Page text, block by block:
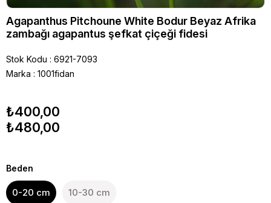
Agapanthus Pitchoune White Bodur Beyaz Afrika
zambağı agapantus şefkat çiçeği fidesi
Stok Kodu
6921-7093
Marka : 1001fidan
₺400,00
₺480,00
Beden
0-20 cm 10-30 cm